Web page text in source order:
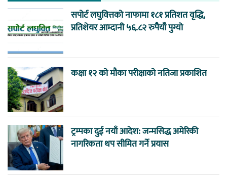
सपोर्ट लघुवित्तको नाफामा १८१ प्रतिशत वृद्धि,
प्रतिशेयर आम्दानी ५६.८२ रुपैयाँ पुग्यो
कक्षा १२ को मौका परीक्षाको नतिजा प्रकाशित
ट्रम्पका दुई नयाँ आदेश: जन्मसिद्ध अमेरिकी
नागरिकता थप सीमित गर्ने प्रयास